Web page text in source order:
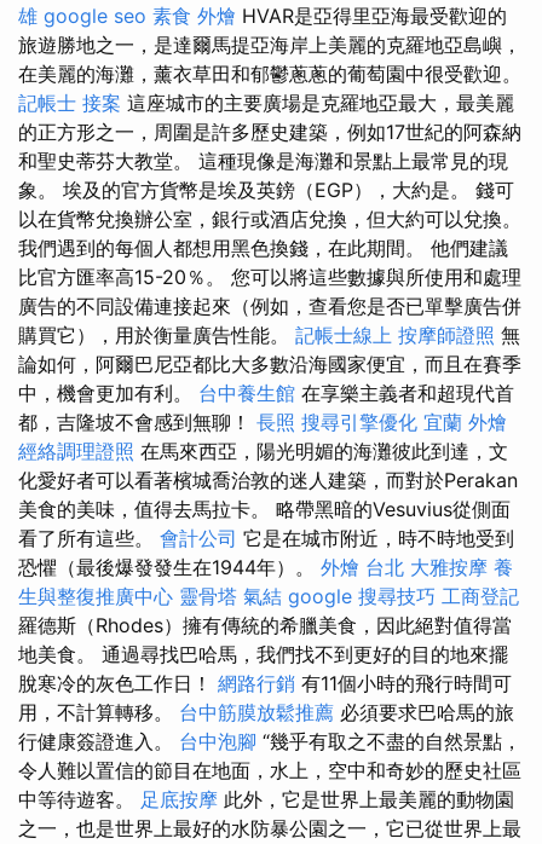
雄 google seo 素食 外燴 HVAR是亞得里亞海最受歡迎的
旅遊勝地之一，是達爾馬提亞海岸上美麗的克羅地亞島嶼，
在美麗的海灘，薰衣草田和郁鬱蔥蔥的葡萄園中很受歡迎。
記帳士 接案 這座城市的主要廣場是克羅地亞最大，最美麗
的正方形之一，周圍是許多歷史建築，例如17世紀的阿森納
和聖史蒂芬大教堂。 這種現像是海灘和景點上最常見的現
象。 埃及的官方貨幣是埃及英鎊（EGP），大約是。 錢可
以在貨幣兌換辦公室，銀行或酒店兌換，但大約可以兌換。
我們遇到的每個人都想用黑色換錢，在此期間。 他們建議
比官方匯率高15-20％。 您可以將這些數據與所使用和處理
廣告的不同設備連接起來（例如，查看您是否已單擊廣告併
購買它），用於衡量廣告性能。 記帳士線上 按摩師證照 無
論如何，阿爾巴尼亞都比大多數沿海國家便宜，而且在賽季
中，機會更加有利。 台中養生館 在享樂主義者和超現代首
都，吉隆坡不會感到無聊！ 長照 搜尋引擎優化 宜蘭 外燴
經絡調理證照 在馬來西亞，陽光明媚的海灘彼此到達，文
化愛好者可以看著檳城喬治敦的迷人建築，而對於Perakan
美食的美味，值得去馬拉卡。 略帶黑暗的Vesuvius從側面
看了所有這些。 會計公司 它是在城市附近，時不時地受到
恐懼（最後爆發發生在1944年）。 外燴 台北 大雅按摩 養
生與整復推廣中心 靈骨塔 氣結 google 搜尋技巧 工商登記
羅德斯（Rhodes）擁有傳統的希臘美食，因此絕對值得當
地美食。 通過尋找巴哈馬，我們找不到更好的目的地來擺
脫寒冷的灰色工作日！ 網路行銷 有11個小時的飛行時間可
用，不計算轉移。 台中筋膜放鬆推薦 必須要求巴哈馬的旅
行健康簽證進入。 台中泡腳 “幾乎有取之不盡的自然景點，
令人難以置信的節目在地面，水上，空中和奇妙的歷史社區
中等待遊客。 足底按摩 此外，它是世界上最美麗的動物園
之一，也是世界上最好的水防暴公園之一，它已從世界上最